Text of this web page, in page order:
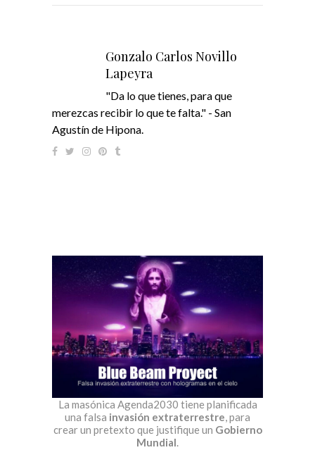
Gonzalo Carlos Novillo
Lapeyra
"Da lo que tienes, para que
merezcas recibir lo que te falta." - San
Agustín de Hipona.
La masónica Agenda2030 tiene planificada
una falsa invasión extraterrestre, para
crear un pretexto que justifique un Gobierno
Mundial.